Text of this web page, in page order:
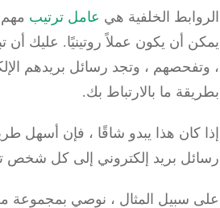
الروابط الخلفية هي عامل ترتيب مهم
يمكن أن يكون عملاً روتينيًا. عليك أن
، وتفحصهم ، وتجد رسائل بريدهم
بطريقة ما بالارتباط بك.
إذا كان هذا يبدو شاقًا ، فإن أسهل
رسائل بريد إلكتروني إلى كل شخص
على سبيل المثال ، نوصي بمجموعة